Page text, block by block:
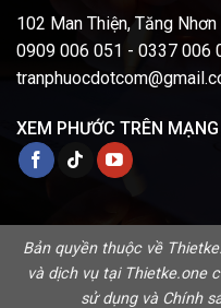
102 Man Thiện, Tăng
0909 006 051 - 0337 006
XEM PHƯỚC TRÊN MẠNG
Bản quyền thuộc về
và dịch vụ tại Thietke.one
sử dụngvà Chính